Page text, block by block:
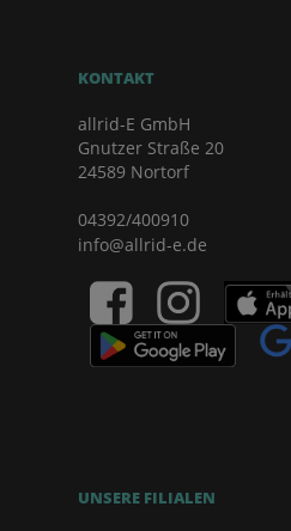
KONTAKT
allrid-E GmbH
Gnutzer Straße 20
24589 Nortorf
04392/400910
info@allrid-e.de
UNSERE FILIALEN